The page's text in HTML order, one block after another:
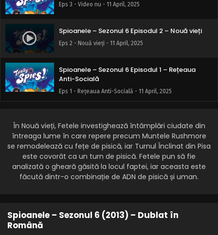
Eps 3 - Video nu - 11 April, 2025
Spioanele – Sezonul 6 Episodul 2 – Nouă vieți
Eps 2 - Nouă vieți - 11 April, 2025
Spioanele – Sezonul 6 Episodul 1 – Rețeaua
Anti-Socială
Eps 1 - Rețeaua Anti-Socială - 11 April, 2025
În Nouă vieți, Fetele investighează întâmplări ciudate din
întreaga lume în care repere precum Muntele Rushmore
se remodelează cu fețe de pisică, iar Turnul Înclinat din Pisa
este covorât ca un turn de pisică. Fetele pun să fie
analizată o gheară găsită la locul faptei, iar aceasta este
făcută dintr-o combinație de ADN de pisică și uman.
Spioanele – Sezonul 6 (2013) – Dublat în
Română